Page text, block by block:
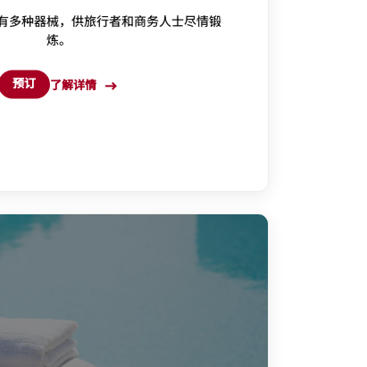
多种器械，供旅行者和商务人士尽情锻
炼。
预订 了解详情